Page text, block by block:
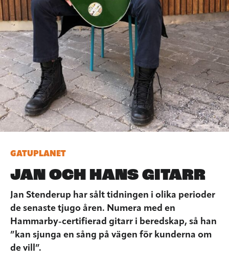
GATUPLANET
JAN OCH HANS GITARR
Jan Stenderup har sålt tidningen i olika perioder
de senaste tjugo åren. Numera med en
Hammarby-certifierad gitarr i beredskap, så han
”kan sjunga en sång på vägen för kunderna om
de vill”.